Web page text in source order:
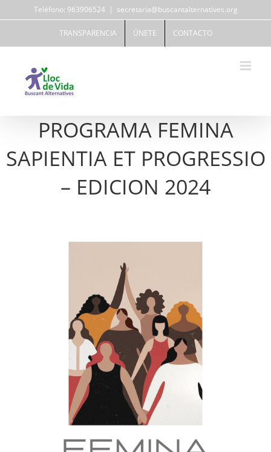
al
Teléfono: 963906524 | secretaria@buscantalternatives.org
TRANSPARENCIA ÚNETE CONTACTO
PROGRAMA FEMINA
SAPIENTIA ET PROGRESSIO
– EDICION 2024